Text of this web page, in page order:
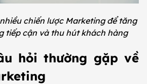
chiến lược Marketing để tăng
tiếp cận và thu hút khách hàng
hỏi thường gặp về